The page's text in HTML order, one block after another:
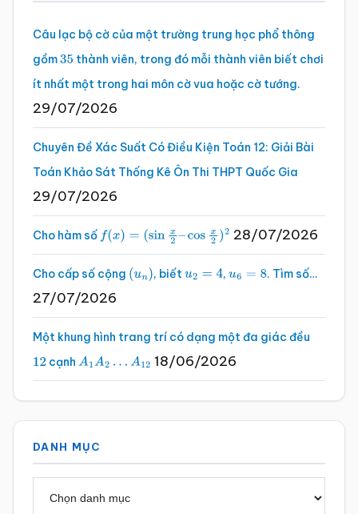
Câu lạc bộ cờ của một trường trung học phổ thông
gồm35 thành viên, trong đó mỗi thành viên biết chơi
ít nhất một trong hai môn cờ vua hoặc cờ tướng.
29/07/2026
Chuyên Đề Xác Suất Có Điều Kiện Toán 12: Giải Bài
Toán Khảo Sát Thống Kê Ôn Thi THPT Quốc Gia
29/07/2026
Cho hàm số f(x)=(sinx2 –cosx2 )2 28/07/2026
Cho cấp số cộng (un), biếtu2 =4 , u6 =8 . Tìm số…
27/07/2026
Một khung hình trang trí có dạng một đa giác đều
12 cạnh A1A2…A 12 18/06/2026
DANH MỤC